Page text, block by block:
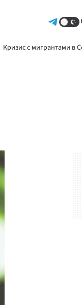
Кризис с мигрантами в